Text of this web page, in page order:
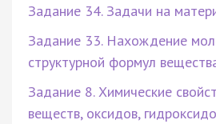
Задание 34. Задачи на
Задание 33. Нахождение
структурной формул
Задание 8. Химические
веществ, оксидов,